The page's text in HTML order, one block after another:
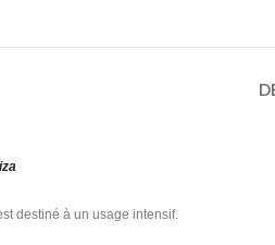
destiné à un usage intensif.